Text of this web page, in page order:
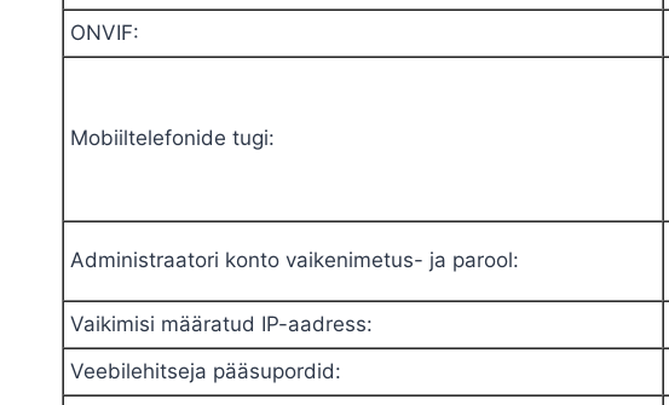
ONVIF:
Mobiiltelefonide tugi:
Administraatori konto vaikenimetus- ja parool:
Vaikimisi määratud IP-aadress:
Veebilehitseja pääsupordid: